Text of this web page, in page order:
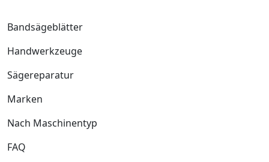
Bandsägeblätter
Handwerkzeuge
Sägereparatur
Marken
Nach Maschinentyp
FAQ